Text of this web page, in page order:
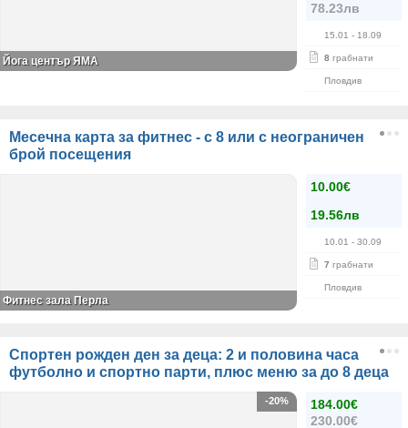
78.23лв
15.01 - 18.09
8 грабнати
Пловдив
Йога център ЯМА
Месечна карта за фитнес - с 8 или с неограничен
брой посещения
10.00€
19.56лв
10.01 - 30.09
7 грабнати
Пловдив
Фитнес зала Перла
Спортен рожден ден за деца: 2 и половина часа
футболно и спортно парти, плюс меню за до 8 деца
184.00€
230.00€
-20%